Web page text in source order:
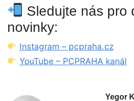
Sledujte nás pro
novinky:
Instagram – pcpraha.cz
YouTube – PCPRAHA kanál
Yegor